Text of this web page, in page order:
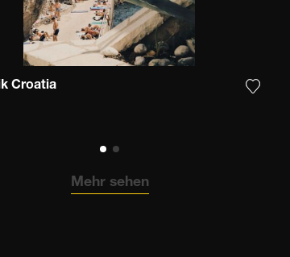
meiner Wunschliste hinzu
Croatia
Mehr sehen